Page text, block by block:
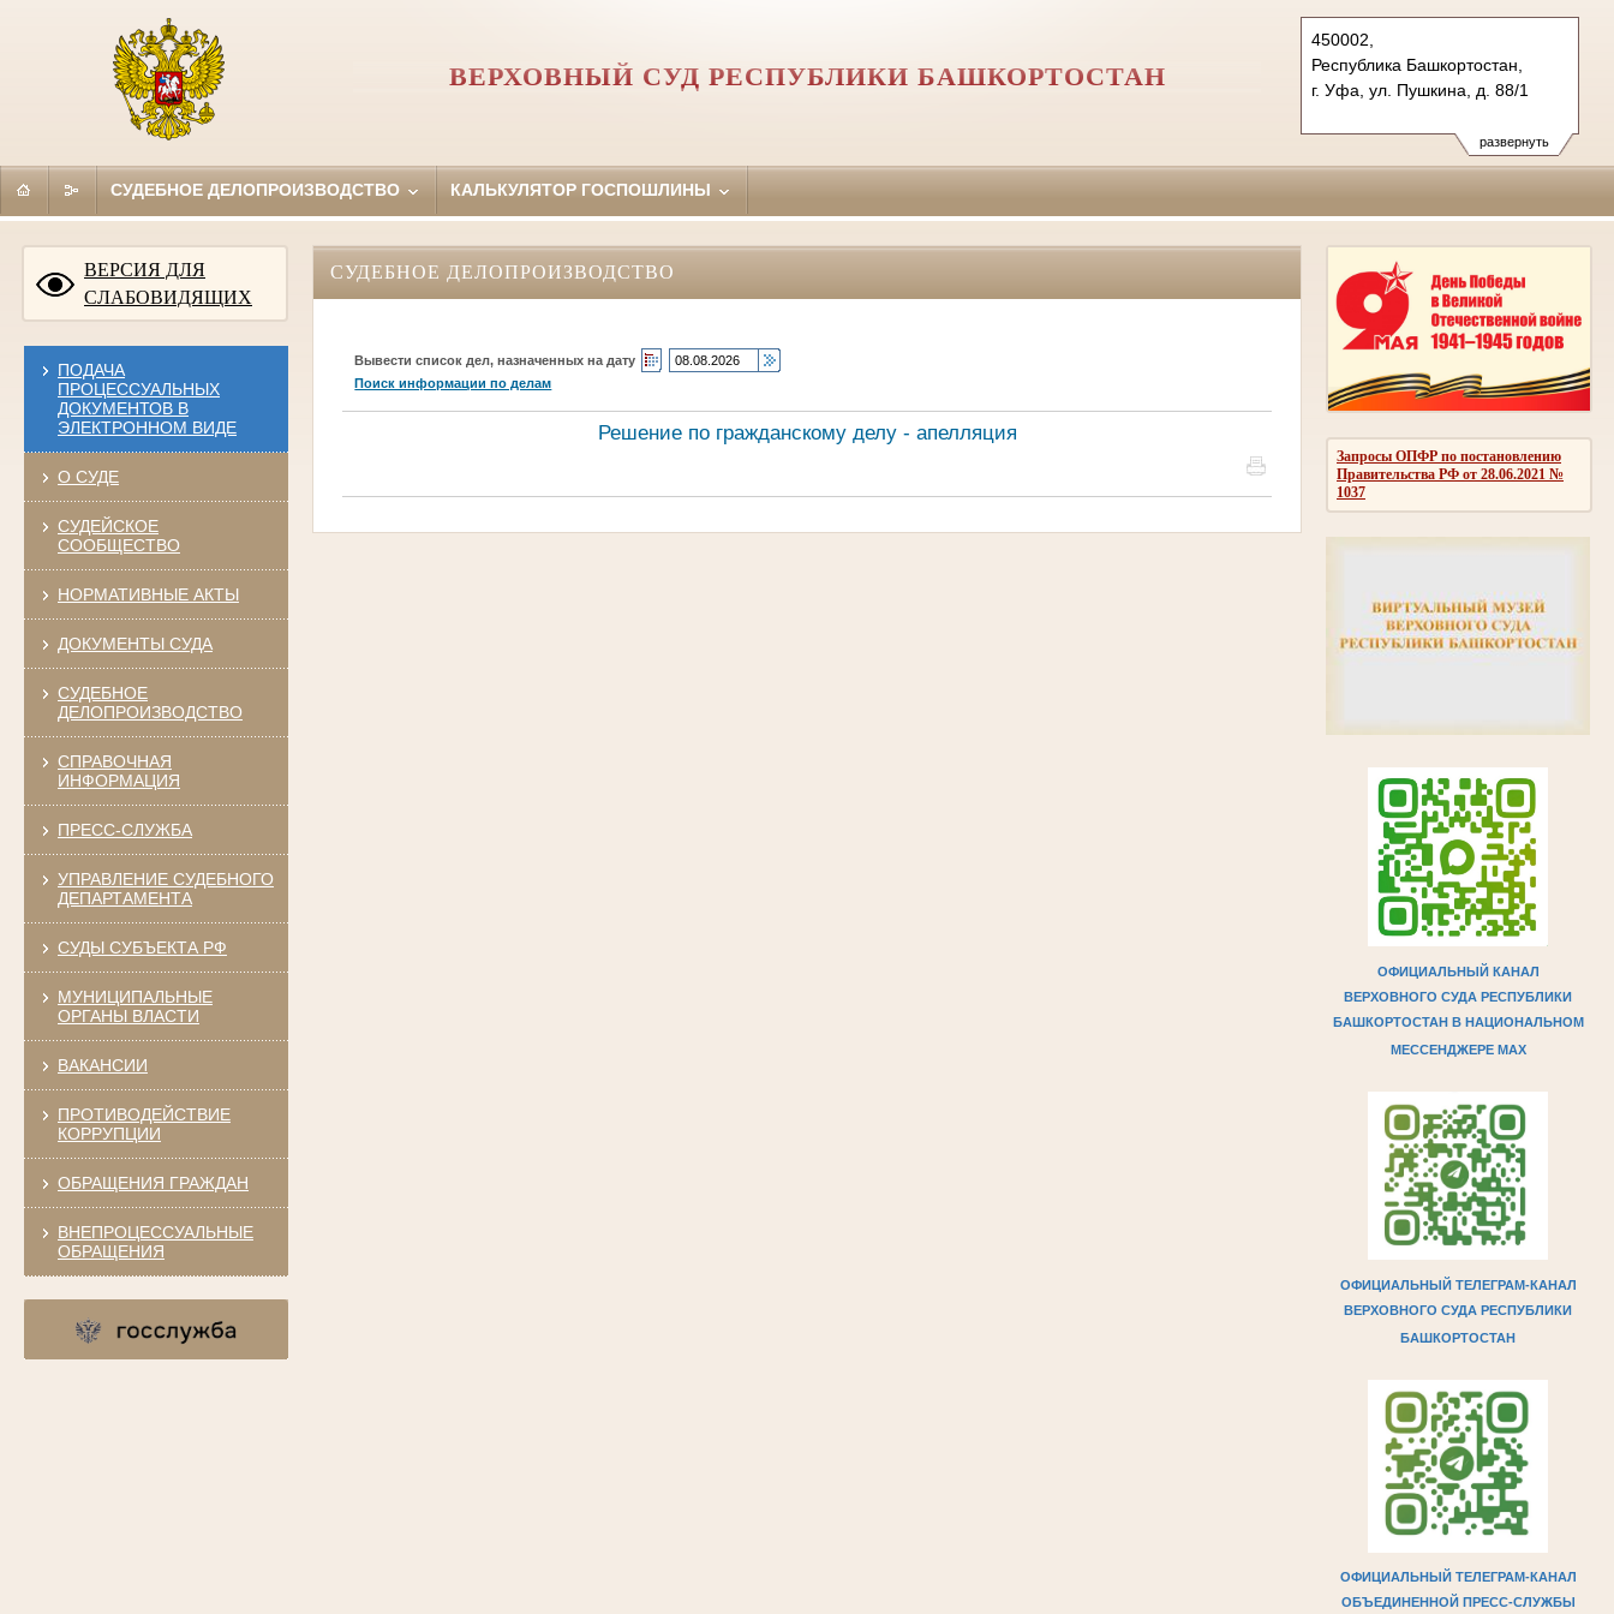
развернуть
450002,
Республика Башкортостан,
г. Уфа, ул. Пушкина, д. 88/1
ВЕРХОВНЫЙ СУД РЕСПУБЛИКИ БАШКОРТОСТАН
СУДЕБНОЕ ДЕЛОПРОИЗВОДСТВО КАЛЬКУЛЯТОР ГОСПОШЛИНЫ
ВЕРСИЯ ДЛЯ
СЛАБОВИДЯЩИХ
ПОДАЧА
ПРОЦЕССУАЛЬНЫХ
ДОКУМЕНТОВ В
ЭЛЕКТРОННОМ ВИДЕ
О СУДЕ
СУДЕЙСКОЕ
СООБЩЕСТВО
НОРМАТИВНЫЕ АКТЫ
ДОКУМЕНТЫ СУДА
СУДЕБНОЕ
ДЕЛОПРОИЗВОДСТВО
СПРАВОЧНАЯ
ИНФОРМАЦИЯ
ПРЕСС-СЛУЖБА
УПРАВЛЕНИЕ СУДЕБНОГО
ДЕПАРТАМЕНТА
СУДЫ СУБЪЕКТА РФ
МУНИЦИПАЛЬНЫЕ
ОРГАНЫ ВЛАСТИ
ВАКАНСИИ
ПРОТИВОДЕЙСТВИЕ
КОРРУПЦИИ
ОБРАЩЕНИЯ ГРАЖДАН
ВНЕПРОЦЕССУАЛЬНЫЕ
ОБРАЩЕНИЯ
Запросы ОПФР по постановлению
Правительства РФ от 28.06.2021 №
1037
ОФИЦИАЛЬНЫЙ КАНАЛ
ВЕРХОВНОГО СУДА РЕСПУБЛИКИ
БАШКОРТОСТАН В НАЦИОНАЛЬНОМ
МЕССЕНДЖЕРЕ МAX
ОФИЦИАЛЬНЫЙ ТЕЛЕГРАМ-КАНАЛ
ВЕРХОВНОГО СУДА РЕСПУБЛИКИ
БАШКОРТОСТАН
ОФИЦИАЛЬНЫЙ ТЕЛЕГРАМ-КАНАЛ
ОБЪЕДИНЕННОЙ ПРЕСС-СЛУЖБЫ
СУДЕБНОЕ ДЕЛОПРОИЗВОДСТВО
Вывести список дел, назначенных на дату
Поиск информации по делам
Решение по гражданскому делу - апелляция